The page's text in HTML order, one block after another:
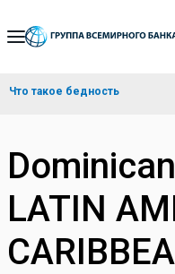
Skip
Navigation
Что такое бедность
LATIN